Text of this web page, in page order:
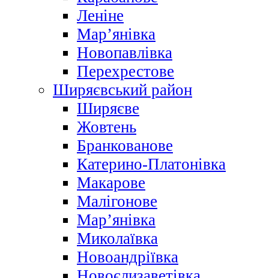
Леніне
Мар’янівка
Новопавлівка
Перехрестове
Ширяєвський район
Ширяєве
Жовтень
Бранкованове
Катерино-Платонівка
Макарове
Малігонове
Мар’янівка
Миколаївка
Новоандріївка